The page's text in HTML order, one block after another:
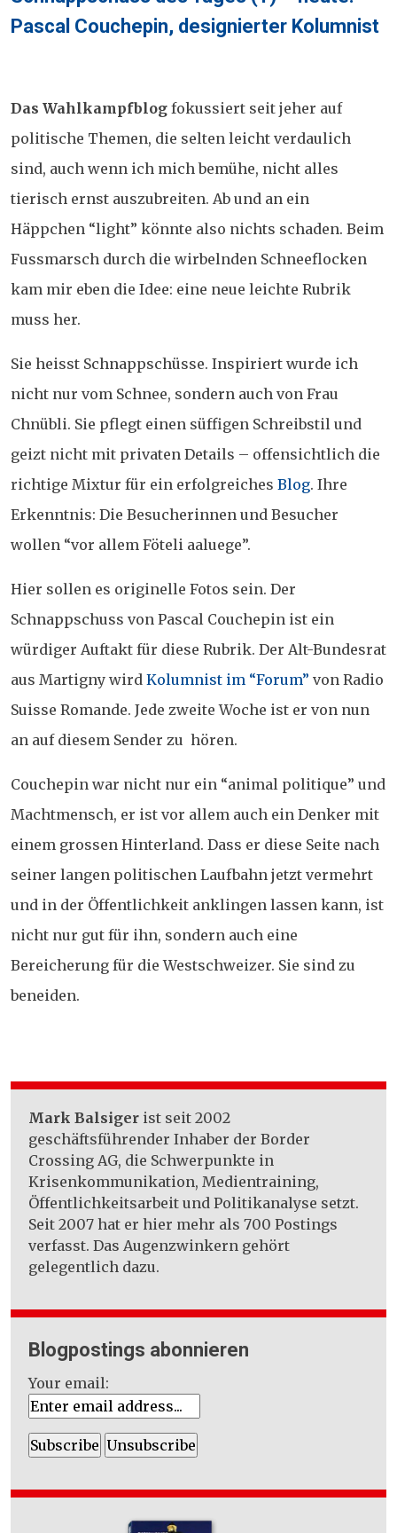
Pascal Couchepin, designierter Kolumnist
Das Wahlkampfblog fokussiert seit jeher auf
politische Themen, die selten leicht verdaulich
sind, auch wenn ich mich bemühe, nicht alles
tierisch ernst auszubreiten. Ab und an ein
Häppchen “light” könnte also nichts schaden. Beim
Fussmarsch durch die wirbelnden Schneeflocken
kam mir eben die Idee: eine neue leichte Rubrik
muss her.
Sie heisst Schnappschüsse. Inspiriert wurde ich
nicht nur vom Schnee, sondern auch von Frau
Chnübli. Sie pflegt einen süffigen Schreibstil und
geizt nicht mit privaten Details – offensichtlich die
richtige Mixtur für ein erfolgreiches Blog. Ihre
Erkenntnis: Die Besucherinnen und Besucher
wollen “vor allem Föteli aaluege”.
Hier sollen es originelle Fotos sein. Der
Schnappschuss von Pascal Couchepin ist ein
würdiger Auftakt für diese Rubrik. Der Alt-Bundesrat
aus Martigny wird Kolumnist im “Forum” von Radio
Suisse Romande. Jede zweite Woche ist er von nun
an auf diesem Sender zu hören.
Couchepin war nicht nur ein “animal politique” und
Machtmensch, er ist vor allem auch ein Denker mit
einem grossen Hinterland. Dass er diese Seite nach
seiner langen politischen Laufbahn jetzt vermehrt
und in der Öffentlichkeit anklingen lassen kann, ist
nicht nur gut für ihn, sondern auch eine
Bereicherung für die Westschweizer. Sie sind zu
beneiden.
Mark Balsiger ist seit 2002
geschäftsführender Inhaber der Border
Crossing AG, die Schwerpunkte in
Krisenkommunikation, Medientraining,
Öffentlichkeitsarbeit und Politikanalyse setzt.
Seit 2007 hat er hier mehr als 700 Postings
verfasst. Das Augenzwinkern gehört
gelegentlich dazu.
Blogpostings abonnieren
Your email: